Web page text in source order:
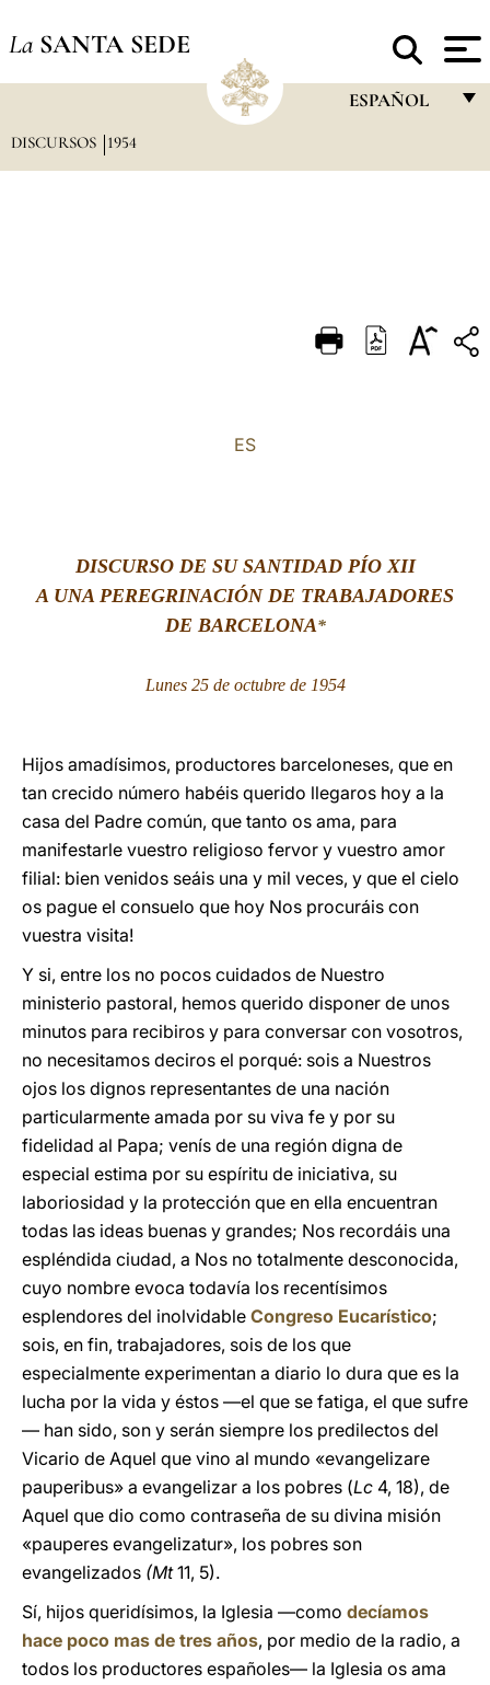
La SANTA SEDE
ESPAÑOL
DEUTSCH
DISCURSOS 1954
ES
DISCURSO DE SU SANTIDAD PÍO XII
A UNA PEREGRINACIÓN DE TRABAJADORES
DE BARCELONA*
Lunes 25 de octubre de 1954
Hijos amadísimos, productores barceloneses, que en
tan crecido número habéis querido llegaros hoy a la
casa del Padre común, que tanto os ama, para
manifestarle vuestro religioso fervor y vuestro amor
filial: bien venidos seáis una y mil veces, y que el cielo
os pague el consuelo que hoy Nos procuráis con
vuestra visita!
Y si, entre los no pocos cuidados de Nuestro
ministerio pastoral, hemos querido disponer de unos
minutos para recibiros y para conversar con vosotros,
no necesitamos deciros el porqué: sois a Nuestros
ojos los dignos representantes de una nación
particularmente amada por su viva fe y por su
fidelidad al Papa; venís de una región digna de
especial estima por su espíritu de iniciativa, su
laboriosidad y la protección que en ella encuentran
todas las ideas buenas y grandes; Nos recordáis una
espléndida ciudad, a Nos no totalmente desconocida,
cuyo nombre evoca todavía los recentísimos
esplendores del inolvidable Congreso Eucarístico;
sois, en fin, trabajadores, sois de los que
especialmente experimentan a diario lo dura que es la
lucha por la vida y éstos —el que se fatiga, el que sufre
— han sido, son y serán siempre los predilectos del
Vicario de Aquel que vino al mundo «evangelizare
pauperibus» a evangelizar a los pobres (Lc 4, 18), de
Aquel que dio como contraseña de su divina misión
«pauperes evangelizatur», los pobres son
evangelizados (Mt11, 5).
Sí, hijos queridísimos, la Iglesia —como decíamos
hace poco mas de tres años, por medio de la radio, a
todos los productores españoles— la Iglesia os ama